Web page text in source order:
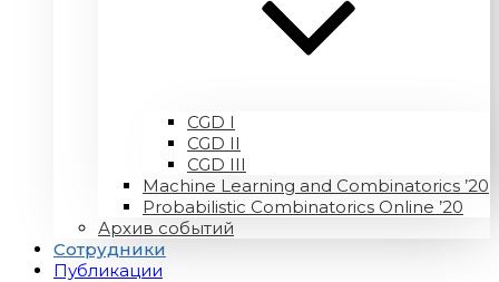
CGD I
CGD II
CGD III
Machine Learning and Combinatorics ’20
Probabilistic Combinatorics Online ’20
Архив событий
Сотрудники
Публикации